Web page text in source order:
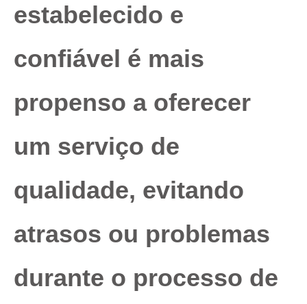
estabelecido e
confiável é mais
propenso a oferecer
um serviço de
qualidade, evitando
atrasos ou problemas
durante o processo de